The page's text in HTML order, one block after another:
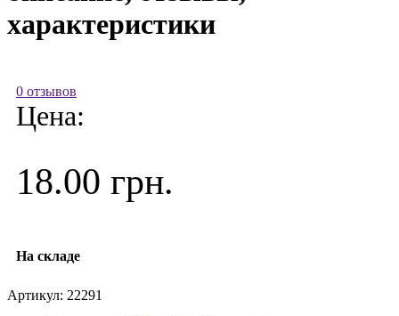
характеристики
0 отзывов
Цена:
18.00 грн.
На складе
Артикул: 22291